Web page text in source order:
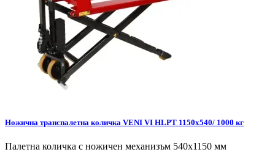
Ножична транспалетна количка VENI VI HLPT 1150x540/ 1000 кг
Палетна количка с ножичен механизъм 540х1150 мм